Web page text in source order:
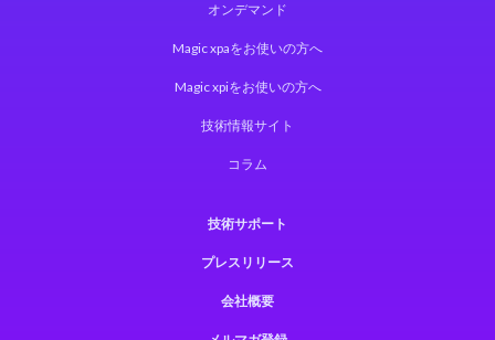
オンデマンド
Magic xpaをお使いの方へ
Magic xpiをお使いの方へ
技術情報サイト
コラム
技術サポート
プレスリリース
会社概要